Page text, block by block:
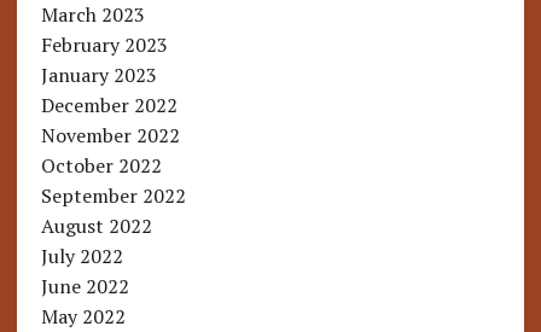
March 2023
February 2023
January 2023
December 2022
November 2022
October 2022
September 2022
August 2022
July 2022
June 2022
May 2022